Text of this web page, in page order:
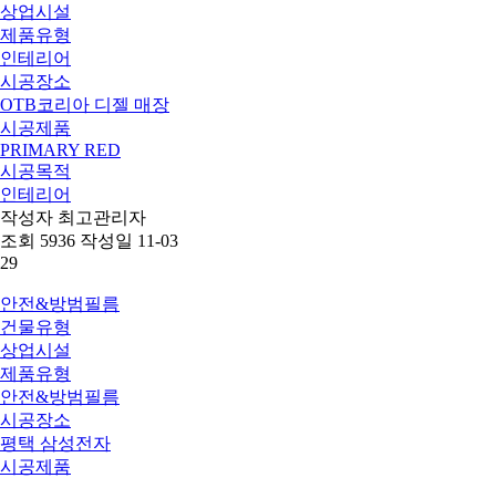
상업시설
제품유형
인테리어
시공장소
OTB코리아 디젤 매장
시공제품
PRIMARY RED
시공목적
인테리어
작성자 최고관리자
조회 5936 작성일 11-03
29
안전&방범필름
건물유형
상업시설
제품유형
안전&방범필름
시공장소
평택 삼성전자
시공제품